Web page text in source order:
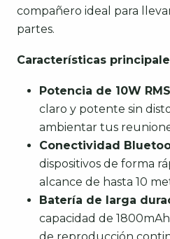
compañero ideal para
partes.
Características
Potencia de 10W
claro y potente sin
ambientar tus
Conectividad
dispositivos de forma
alcance de hasta 10
Batería de larga
capacidad de